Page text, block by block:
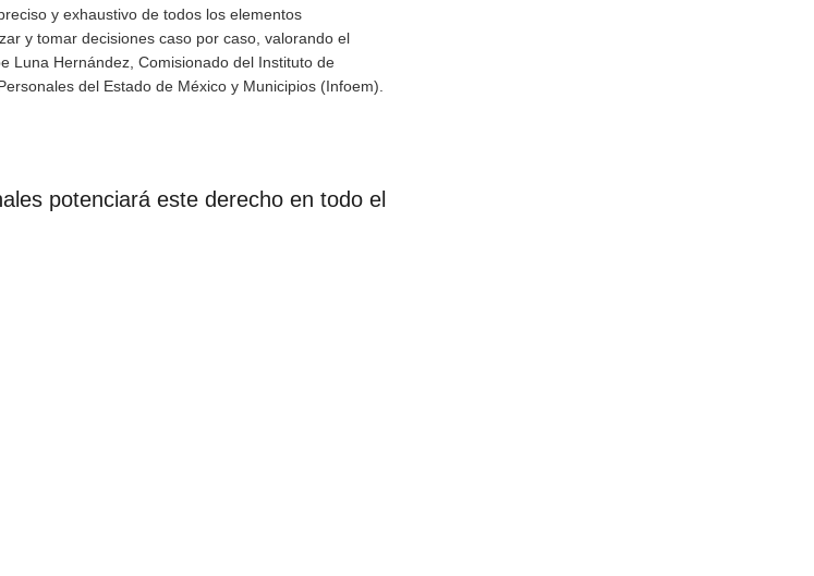
y exhaustivo de todos los elementos
y tomar decisiones caso por caso, valorando el
Luna Hernández, Comisionado del Instituto de
del Estado de México y Municipios (Infoem).
potenciará este derecho en todo el